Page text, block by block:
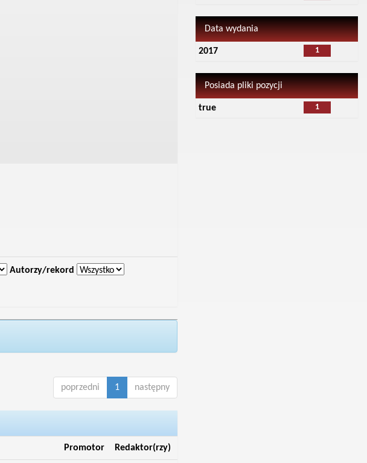
Autorzy/rekord
poprzedni 1 następny
Promotor Redaktor(rzy)
Data wydania
1
2017
Posiada pliki pozycji
1
true